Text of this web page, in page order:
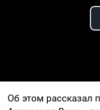
Об этом рассказал